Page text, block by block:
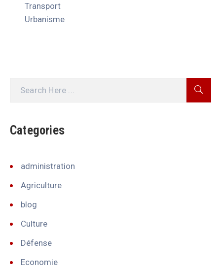
Transport
Urbanisme
Categories
administration
Agriculture
blog
Culture
Défense
Economie